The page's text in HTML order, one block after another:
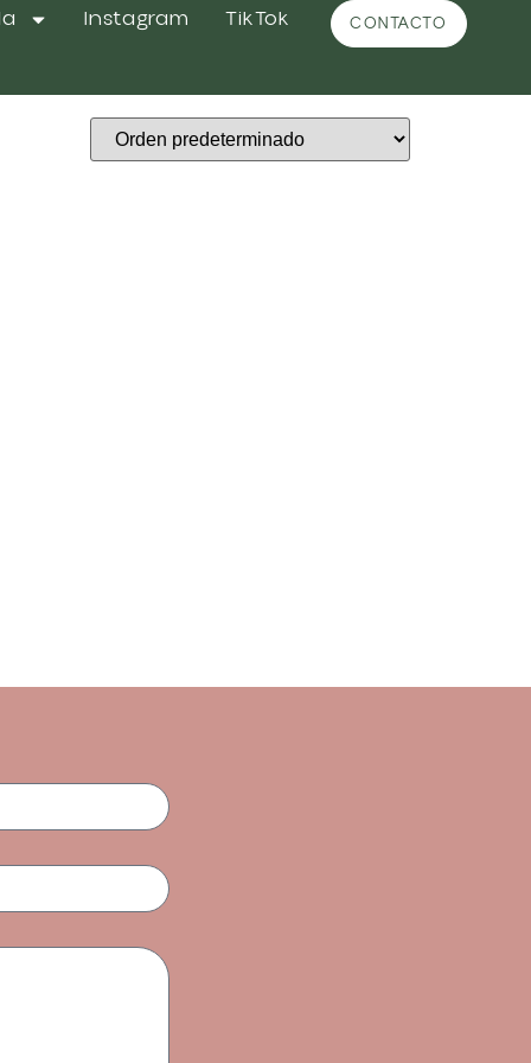
Instagram
TikTok
CONTACTO